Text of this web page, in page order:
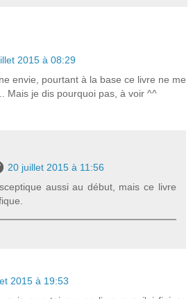
2015 à 08:29
envie, pourtant à la base ce livre ne me
Mais je dis pourquoi pas, à voir ^^
20 juillet 2015 à 11:56
aussi au début, mais ce livre
2015 à 19:53